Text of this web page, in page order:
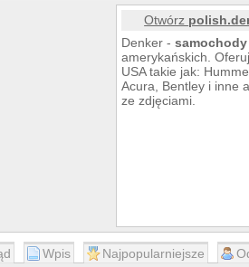
Otwórz
Denker -samochody
amerykańskich.
USA takie jak:
Acura, Bentley i inne
ze zdjęciami.
Wpis Najpopularniejsze